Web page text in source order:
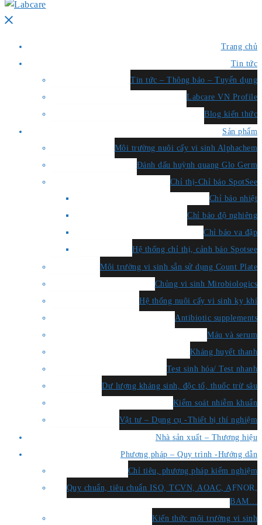
Close
Trang chủ
Tin tức
Tin tức – Thông báo – Tuyển dụng
Labcare VN Profile
Blog kiến thức
Sản phẩm
Môi trường nuôi cấy vi sinh Alphachem
Đánh dấu huỳnh quang Glo Germ
Chỉ thị-Chỉ báo SpotSee
Chỉ báo nhiệt
Chỉ báo độ nghiêng
Chỉ báo va đập
Hệ thống chỉ thị, cảnh báo Spotsee
Môi trường vi sinh sẵn sử dụng Count Plate
Chủng vi sinh Mirobiologics
Hệ thống nuôi cấy vi sinh kỵ khí
Antibiotic supplements
Máu và serum
Kháng huyết thanh
Test sinh hóa/ Test nhanh
Dư lượng kháng sinh, độc tố, thuốc trừ sâu
Kiểm soát nhiễm khuẩn
Vật tư – Dụng cụ -Thiết bị thí nghiệm
Nhà sản xuất – Thương hiệu
Phương pháp – Quy trình -Hướng dẫn
Chỉ tiêu, phương pháp kiểm nghiệm
Quy chuẩn, tiêu chuẩn ISO, TCVN, AOAC, AFNOR,
BAM…
Kiến thức môi trường vi sinh